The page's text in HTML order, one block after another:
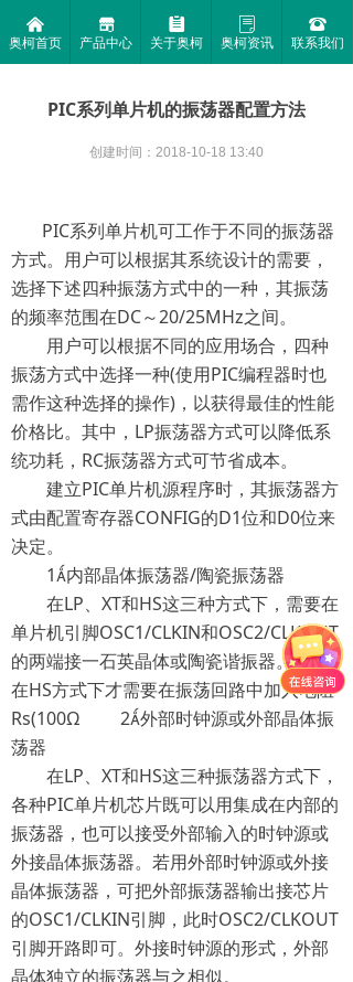
낀
奥柯首页
끵
产品中心
뀳
关于奥柯
ꂓ
奥柯资讯
뀰
联系我们
PIC系列单片机的振荡器配置方法
PIC系列单片机可工作于不同的振荡器
方式。用户可以根据其系统设计的需要，
选择下述四种振荡方式中的一种，其振荡
的频率范围在DC～20/25MHz之间。
用户可以根据不同的应用场合，四种
振荡方式中选择一种(使用PIC编程器时也
需作这种选择的操作)，以获得最佳的性能
价格比。其中，LP振荡器方式可以降低系
统功耗，RC振荡器方式可节省成本。
建立PIC单片机源程序时，其振荡器方
式由配置寄存器CONFIG的D1位和D0位来
决定。
1内部晶体振荡器/陶瓷振荡器
在LP、XT和HS这三种方式下，需要在
单片机引脚OSC1/CLKIN和OSC2/CLKOUT
的两端接一石英晶体或陶瓷谐振器。只 有
在HS方式下才需要在振荡回路中加入电阻
Rs(100Ω 2外部时钟源或外部晶体振
荡器
在LP、XT和HS这三种振荡器方式下，
各种PIC单片机芯片既可以用集成在内部的
振荡器，也可以接受外部输入的时钟源或
外接晶体振荡器。若用外部时钟源或外接
晶体振荡器，可把外部振荡器输出接芯片
的OSC1/CLKIN引脚，此时OSC2/CLKOUT
引脚开路即可。外接时钟源的形式，外部
晶体独立的振荡器与之相似。
创建时间： 2018-10-18 13:40